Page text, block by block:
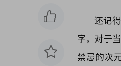
还记
字，对于
禁忌的次